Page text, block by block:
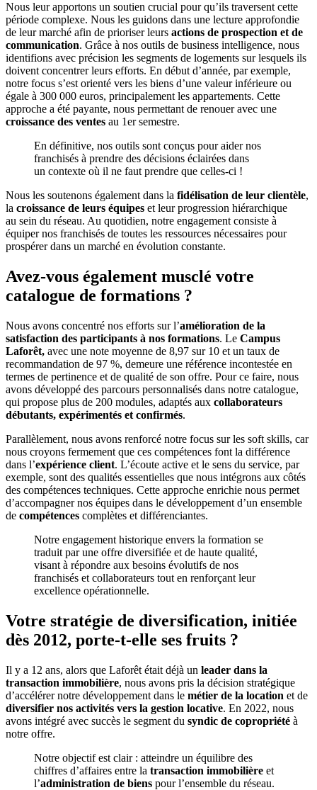
Nous leur apportons un soutien crucial pour qu’ils traversent cette
période complexe. Nous les guidons dans une lecture approfondie
de leur marché afin de prioriser leurs actions de prospection et de
communication. Grâce à nos outils de business intelligence, nous
identifions avec précision les segments de logements sur lesquels ils
doivent concentrer leurs efforts. En début d’année, par exemple,
notre focus s’est orienté vers les biens d’une valeur inférieure ou
égale à 300 000 euros, principalement les appartements. Cette
approche a été payante, nous permettant de renouer avec une
croissance des ventes au 1er semestre.
En définitive, nos outils sont conçus pour aider nos
franchisés à prendre des décisions éclairées dans
un contexte où il ne faut prendre que celles-ci !
Nous les soutenons également dans la fidélisation de leur clientèle,
la croissance de leurs équipes et leur progression hiérarchique
au sein du réseau. Au quotidien, notre engagement consiste à
équiper nos franchisés de toutes les ressources nécessaires pour
prospérer dans un marché en évolution constante.
Avez-vous également musclé votre
catalogue de formations ?
Nous avons concentré nos efforts sur l’amélioration de la
satisfaction des participants à nos formations. Le Campus
Laforêt, avec une note moyenne de 8,97 sur 10 et un taux de
recommandation de 97 %, demeure une référence incontestée en
termes de pertinence et de qualité de son offre. Pour ce faire, nous
avons développé des parcours personnalisés dans notre catalogue,
qui propose plus de 200 modules, adaptés aux collaborateurs
débutants, expérimentés et confirmés.
Parallèlement, nous avons renforcé notre focus sur les soft skills, car
nous croyons fermement que ces compétences font la différence
dans l’expérience client. L’écoute active et le sens du service, par
exemple, sont des qualités essentielles que nous intégrons aux côtés
des compétences techniques. Cette approche enrichie nous permet
d’accompagner nos équipes dans le développement d’un ensemble
de compétences complètes et différenciantes.
Notre engagement historique envers la formation se
traduit par une offre diversifiée et de haute qualité,
visant à répondre aux besoins évolutifs de nos
franchisés et collaborateurs tout en renforçant leur
excellence opérationnelle.
Votre stratégie de diversification, initiée
dès 2012, porte-t-elle ses fruits ?
Il y a 12 ans, alors que Laforêt était déjà un leader dans la
transaction immobilière, nous avons pris la décision stratégique
d’accélérer notre développement dans le métier de la location et de
diversifier nos activités vers la gestion locative. En 2022, nous
avons intégré avec succès le segment du syndic de copropriété à
notre offre.
Notre objectif est clair : atteindre un équilibre des
chiffres d’affaires entre la transaction immobilière et
l’administration de biens pour l’ensemble du réseau.